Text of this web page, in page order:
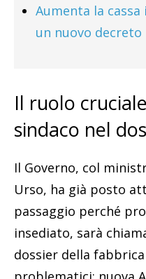
Aumenta la
un nuovo decreto
Il ruolo
sindaco nel
Il Governo, col
Urso, ha già posto
passaggio perché
insediato, sarà
dossier della